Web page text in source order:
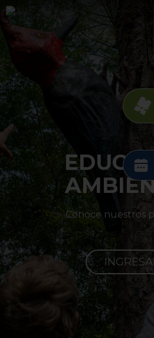
LIBRO
Decora con sentido y
del Parque Tantauco a
su